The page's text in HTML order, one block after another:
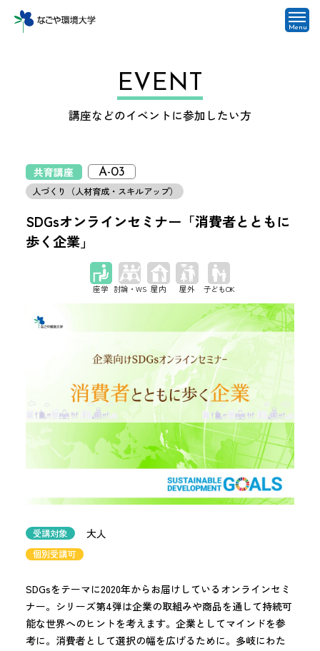
Menu
EVENT
講座などのイベントに参加したい方
SDGsオンラインセミナー「消費者とともに
歩く企業」
共育講座 A-03
人づくり（人材育成・スキルアップ）
座学
受講対象 大人
個別受講可
SDGsをテーマに2020年からお届けしているオンラインセミ
ナー。シリーズ第4弾は企業の取組みや商品を通して持続可
能な世界へのヒントを考えます。企業としてマインドを参
考に。消費者として選択の幅を広げるために。多岐にわた